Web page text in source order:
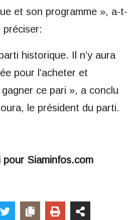
et son programme », a-t-
préciser:
historique. Il n’y aura
pour l’acheter et
ce pari », a conclu
le président du parti.
pour Siaminfos.com